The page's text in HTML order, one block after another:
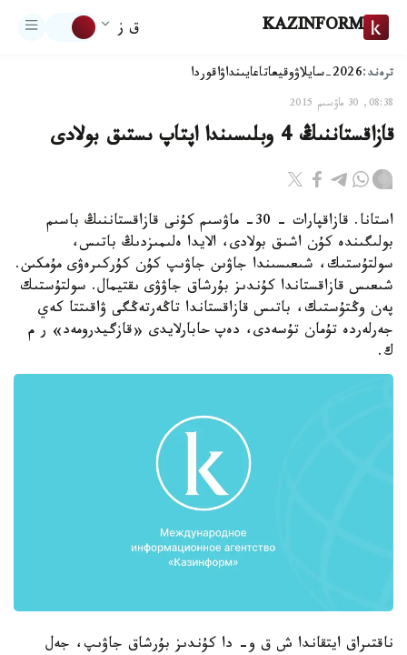
KAZINFORM ق ز
ترەند:2026-سايلاۋ وقيعاتاعايىنداۋاقوردا
08:38, 30 ماۋسىم 2015
قازاقستاننىڭ 4 وبلىسىندا اپتاپ ىستىق بولادى
استانا. قازاقپارات - 30- ماۋسىم كۇنى قازاقستاننىڭ باسىم
بولىگىندە كۇن اشىق بولادى، الايدا ەلىمىزدىڭ باتىس،
سولتۇستىك، شىعىسىندا جاۋىن جاۋىپ كۇن كۇركىرەۋى مۇمكىن.
شىعىس قازاقستاندا كۇندىز بۇرشاق جاۋۋى ىقتيمال. سولتۇستىك
پەن وڭتۇستىك، باتىس قازاقستاندا تاڭەرتەڭگى ۋاقىتتا كەي
جەرلەردە تۇمان تۇسەدى، دەپ حابارلايدى «قازگيدرومەد» ر م
ك.
ناقتىراق ايتقاندا ش ق و- دا كۇندىز بۇرشاق جاۋىپ، جەل